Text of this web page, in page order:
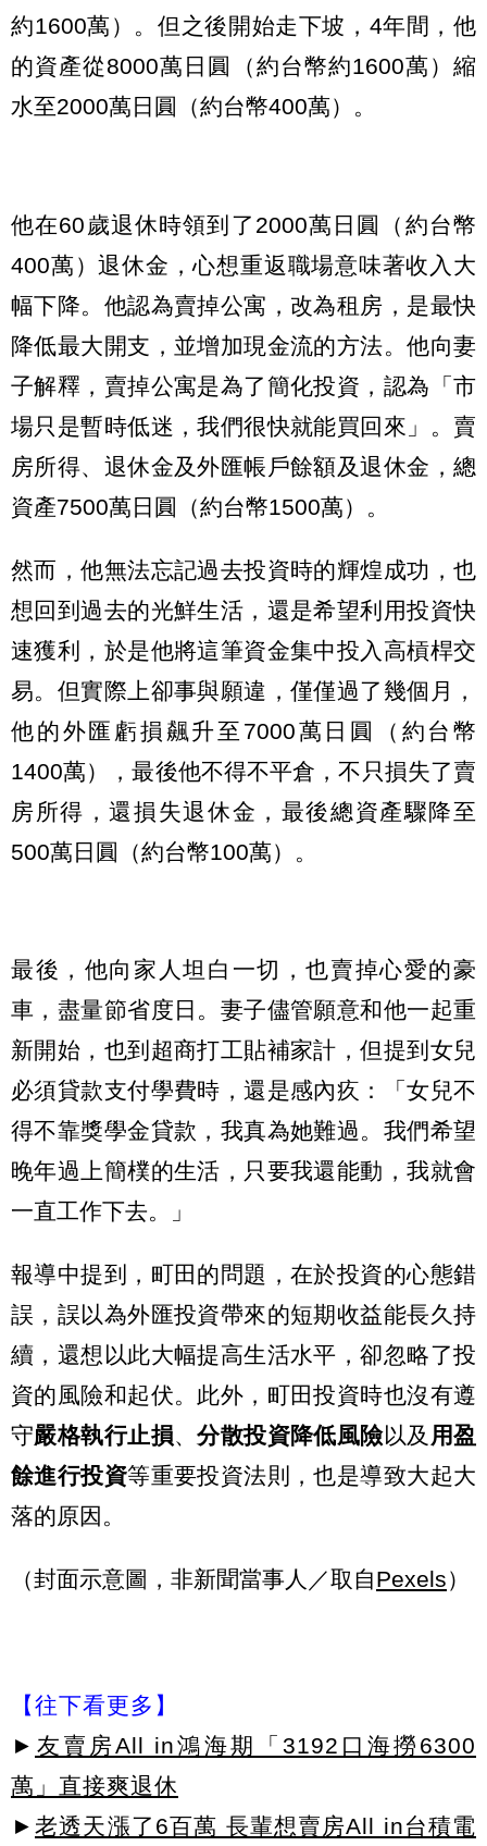
約1600萬）。但之後開始走下坡，4年間，他
的資產從8000萬日圓（約台幣約1600萬）縮
水至2000萬日圓（約台幣400萬）。
他在60歲退休時領到了2000萬日圓（約台幣
400萬）退休金，心想重返職場意味著收入大
幅下降。他認為賣掉公寓，改為租房，是最快
降低最大開支，並增加現金流的方法。他向妻
子解釋，賣掉公寓是為了簡化投資，認為「市
場只是暫時低迷，我們很快就能買回來」。賣
房所得、退休金及外匯帳戶餘額及退休金，總
資產7500萬日圓（約台幣1500萬）。
然而，他無法忘記過去投資時的輝煌成功，也
想回到過去的光鮮生活，還是希望利用投資快
速獲利，於是他將這筆資金集中投入高槓桿交
易。但實際上卻事與願違，僅僅過了幾個月，
他的外匯虧損飆升至7000萬日圓（約台幣
1400萬），最後他不得不平倉，不只損失了賣
房所得，還損失退休金，最後總資產驟降至
500萬日圓（約台幣100萬）。
最後，他向家人坦白一切，也賣掉心愛的豪
車，盡量節省度日。妻子儘管願意和他一起重
新開始，也到超商打工貼補家計，但提到女兒
必須貸款支付學費時，還是感內疚：「女兒不
得不靠獎學金貸款，我真為她難過。我們希望
晚年過上簡樸的生活，只要我還能動，我就會
一直工作下去。」
報導中提到，町田的問題，在於投資的心態錯
誤，誤以為外匯投資帶來的短期收益能長久持
續，還想以此大幅提高生活水平，卻忽略了投
資的風險和起伏。此外，町田投資時也沒有遵
守嚴格執行止損、分散投資降低風險以及 用盈
餘進行投資等重要投資法則，也是導致大起大
落的原因。
（封面示意圖，非新聞當事人／取自Pexels）
【往下看更多】
► 友賣房All in鴻海期「3192口海撈6300
萬」直接爽退休
► 老透天漲了6百萬 長輩想賣房All in台積電